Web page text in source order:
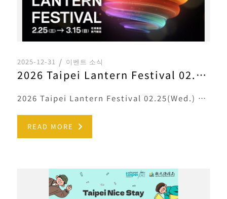
2025-12-31 이벤트 소식
2026 Taipei Lantern Festival 02.25(Wed.) － 03.15(Sun.)
2026 Taipei Lantern Festival 02.25(Wed.) － 03.15(Sun.)
READ MORE